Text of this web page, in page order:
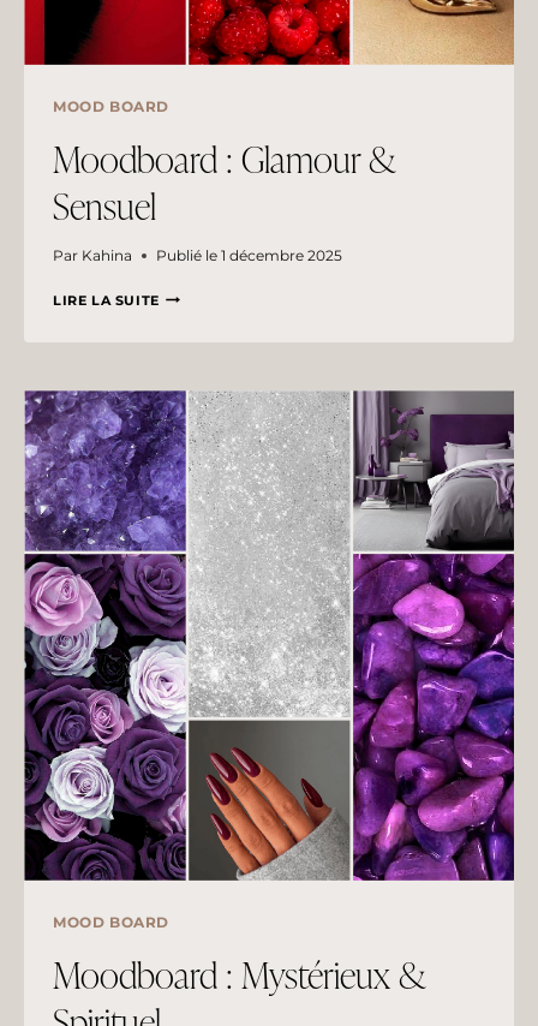
MOOD BOARD
Moodboard : Glamour &
Sensuel
Par Kahina Publié le 1 décembre 2025
LIRE LA SUITEMOODBOARD
SENSUEL
MOOD BOARD
Moodboard : Mystérieux &